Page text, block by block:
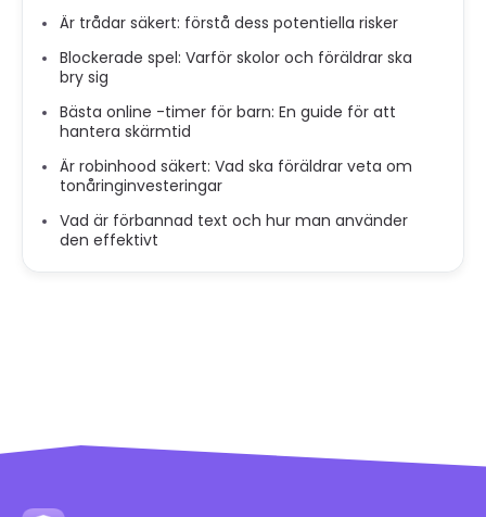
Är trådar säkert: förstå dess potentiella risker
Blockerade spel: Varför skolor och föräldrar ska
bry sig
Bästa online -timer för barn: En guide för att
hantera skärmtid
Är robinhood säkert: Vad ska föräldrar veta om
tonåringinvesteringar
Vad är förbannad text och hur man använder
den effektivt